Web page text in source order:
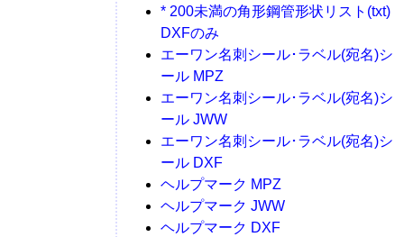
* 200未満の角形鋼管形状リスト(txt)
DXFのみ
エーワン名刺シール･ラベル(宛名)シ
ール MPZ
エーワン名刺シール･ラベル(宛名)シ
ール JWW
エーワン名刺シール･ラベル(宛名)シ
ール DXF
ヘルプマーク MPZ
ヘルプマーク JWW
ヘルプマーク DXF